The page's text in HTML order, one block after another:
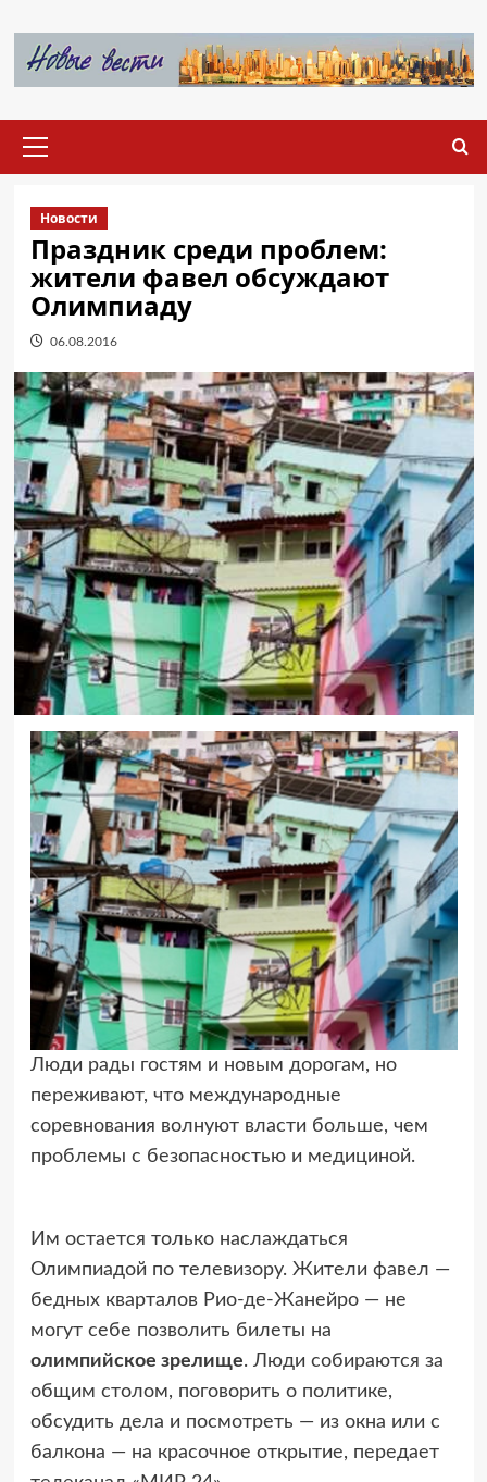
содержимому
меню
Новости
Праздник среди проблем:
жители фавел обсуждают
Олимпиаду
06.08.2016
Люди рады гостям и новым дорогам, но
переживают, что международные
соревнования волнуют власти больше, чем
проблемы с безопасностью и медициной.
Им остается только наслаждаться
Олимпиадой по телевизору. Жители фавел —
бедных кварталов Рио-де-Жанейро — не
могут себе позволить билеты на
олимпийское зрелище. Люди собираются за
общим столом, поговорить о политике,
обсудить дела и посмотреть — из окна или с
балкона — на красочное открытие, передает